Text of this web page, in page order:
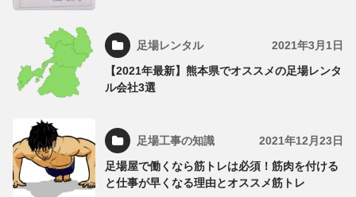
足場レンタル 2021年3月1日
【2021年最新】熊本県でオススメの足場レンタ
ル会社3選
足場工事の知識 2021年12月23日
足場屋で働くなら筋トレは必須！筋肉を付ける
と仕事が早くなる理由とオススメ筋トレ